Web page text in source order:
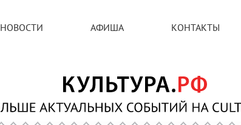
НОВОСТИ АФИША КОНТАКТЫ